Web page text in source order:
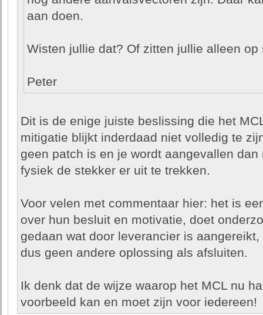
aan doen.
Wisten jullie dat? Of zitten jullie alleen op
Peter
Dit is de enige juiste beslissing die het
mitigatie blijkt inderdaad niet volledig te
geen patch is en je wordt aangevallen
fysiek de stekker er uit te trekken.
Voor velen met commentaar hier: het is
over hun besluit en motivatie, doet
gedaan wat door leverancier is
dus geen andere oplossing als afsluiten.
Ik denk dat de wijze waarop het MCL nu
voorbeeld kan en moet zijn voor iedereen!